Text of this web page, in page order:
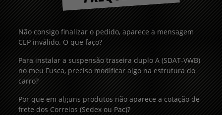
Não consigo finalizar o pedido, aparece a mensagem
CEP inválido. O que faço?
Para instalar a suspensão traseira duplo A (SDAT-VWB)
no meu Fusca, preciso modificar algo na estrutura do
carro?
Por que em alguns produtos não aparece a cotação de
frete dos Correios (Sedex ou Pac)?